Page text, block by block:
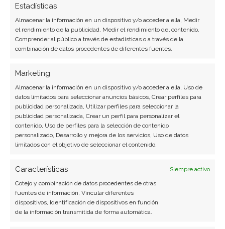
Estadísticas
Almacenar la información en un dispositivo y/o acceder a ella, Medir
el rendimiento de la publicidad, Medir el rendimiento del contenido,
Comprender al público a través de estadísticas o a través de la
combinación de datos procedentes de diferentes fuentes.
Marketing
Almacenar la información en un dispositivo y/o acceder a ella, Uso de
datos limitados para seleccionar anuncios básicos, Crear perfiles para
publicidad personalizada, Utilizar perfiles para seleccionar la
publicidad personalizada, Crear un perfil para personalizar el
contenido, Uso de perfiles para la selección de contenido
personalizado, Desarrollo y mejora de los servicios, Uso de datos
limitados con el objetivo de seleccionar el contenido.
Características
Siempre activo
Cotejo y combinación de datos procedentes de otras
fuentes de información, Vincular diferentes
dispositivos, Identificación de dispositivos en función
de la información transmitida de forma automática.